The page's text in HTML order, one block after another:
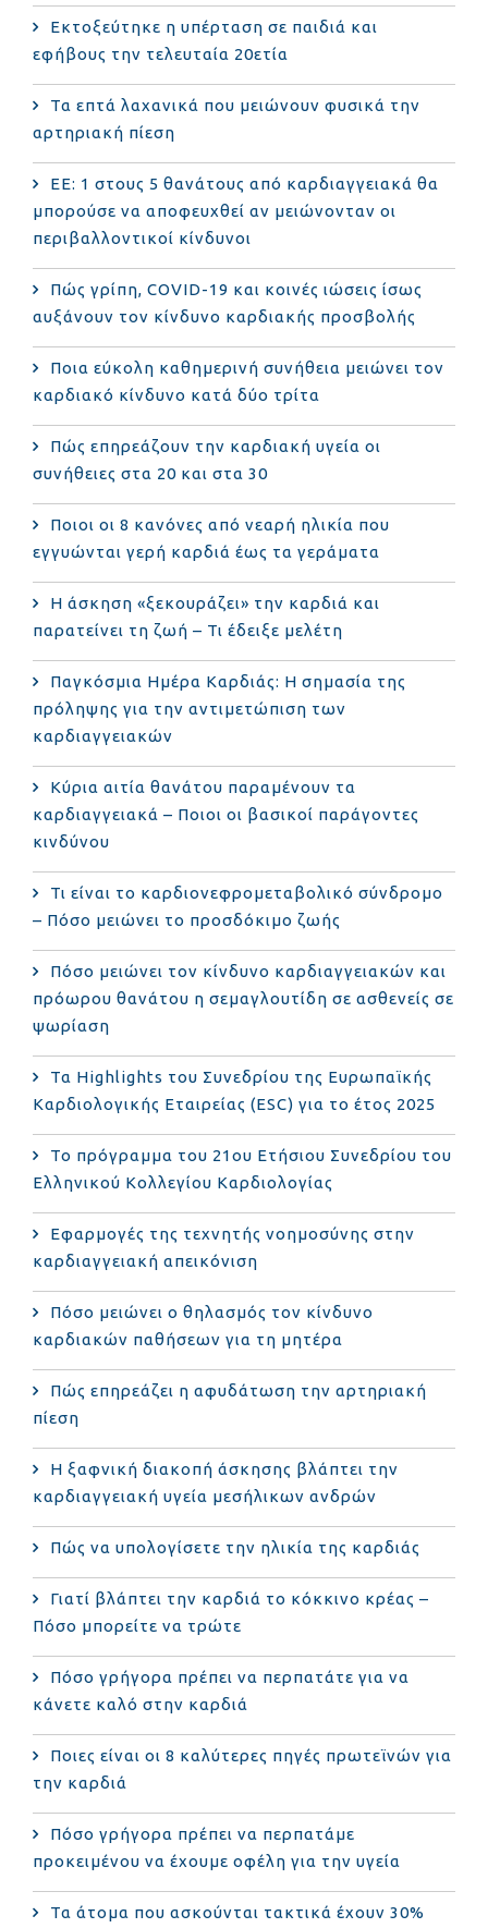
Εκτοξεύτηκε η υπέρταση σε παιδιά και
εφήβους την τελευταία 20ετία
Τα επτά λαχανικά που μειώνουν φυσικά την
αρτηριακή πίεση
ΕΕ: 1 στους 5 θανάτους από καρδιαγγειακά θα
μπορούσε να αποφευχθεί αν μειώνονταν οι
περιβαλλοντικοί κίνδυνοι
Πώς γρίπη, COVID-19 και κοινές ιώσεις ίσως
αυξάνουν τον κίνδυνο καρδιακής προσβολής
Ποια εύκολη καθημερινή συνήθεια μειώνει τον
καρδιακό κίνδυνο κατά δύο τρίτα
Πώς επηρεάζουν την καρδιακή υγεία οι
συνήθειες στα 20 και στα 30
Ποιοι οι 8 κανόνες από νεαρή ηλικία που
εγγυώνται γερή καρδιά έως τα γεράματα
Η άσκηση «ξεκουράζει» την καρδιά και
παρατείνει τη ζωή – Τι έδειξε μελέτη
Παγκόσμια Ημέρα Καρδιάς: Η σημασία της
πρόληψης για την αντιμετώπιση των
καρδιαγγειακών
Κύρια αιτία θανάτου παραμένουν τα
καρδιαγγειακά – Ποιοι οι βασικοί παράγοντες
κινδύνου
Τι είναι το καρδιονεφρομεταβολικό σύνδρομο
– Πόσο μειώνει το προσδόκιμο ζωής
Πόσο μειώνει τον κίνδυνο καρδιαγγειακών και
πρόωρου θανάτου η σεμαγλουτίδη σε ασθενείς σε
ψωρίαση
Τα Highlights του Συνεδρίου της Ευρωπαϊκής
Καρδιολογικής Εταιρείας (ESC) για το έτος 2025
Το πρόγραμμα του 21ου Ετήσιου Συνεδρίου του
Ελληνικού Κολλεγίου Καρδιολογίας
Εφαρμογές της τεχνητής νοημοσύνης στην
καρδιαγγειακή απεικόνιση
Πόσο μειώνει ο θηλασμός τον κίνδυνο
καρδιακών παθήσεων για τη μητέρα
Πώς επηρεάζει η αφυδάτωση την αρτηριακή
πίεση
Η ξαφνική διακοπή άσκησης βλάπτει την
καρδιαγγειακή υγεία μεσήλικων ανδρών
Πώς να υπολογίσετε την ηλικία της καρδιάς
Γιατί βλάπτει την καρδιά το κόκκινο κρέας –
Πόσο μπορείτε να τρώτε
Πόσο γρήγορα πρέπει να περπατάτε για να
κάνετε καλό στην καρδιά
Ποιες είναι οι 8 καλύτερες πηγές πρωτεϊνών για
την καρδιά
Πόσο γρήγορα πρέπει να περπατάμε
προκειμένου να έχουμε οφέλη για την υγεία
Τα άτομα που ασκούνται τακτικά έχουν 30%